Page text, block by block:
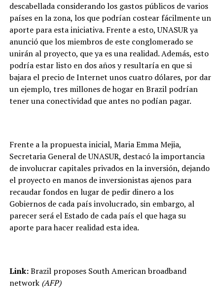
descabellada considerando los gastos públicos de varios
países en la zona, los que podrían costear fácilmente un
aporte para esta iniciativa. Frente a esto, UNASUR ya
anunció que los miembros de este conglomerado se
unirán al proyecto, que ya es una realidad. Además, esto
podría estar listo en dos años y resultaría en que si
bajara el precio de Internet unos cuatro dólares, por dar
un ejemplo, tres millones de hogar en Brazil podrían
tener una conectividad que antes no podían pagar.
Frente a la propuesta inicial, Maria Emma Mejia,
Secretaria General de UNASUR, destacó la importancia
de involucrar capitales privados en la inversión, dejando
el proyecto en manos de inversionistas ajenos para
recaudar fondos en lugar de pedir dinero a los
Gobiernos de cada país involucrado, sin embargo, al
parecer será el Estado de cada país el que haga su
aporte para hacer realidad esta idea.
Link:Brazil proposes South American broadband
network(AFP)